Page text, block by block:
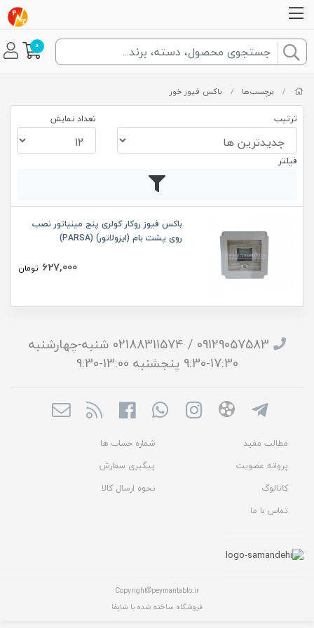
0
/ برچسب‌ها / باکس فیوز خور
ترتیب تعداد نمایش
فیلتر
باکس فیوز روکار کولری پنج مینیاتور نصب
روی پشت بام (ایزولاتور) (PARSA)
627,000 تومان
09129057583 / 02188311574 شنبه-چهارشنبه
17:30-9:30 پنجشنبه 13:00-9:30
مطالب مفید
شماره حساب ها
پروانه عضویت
پیگیری سفارش
کاتالوگ
نحوه ارسال کالا
تماس با ما
Copyright©peymantablo.ir
فروشگاه ساخته شده با شاپفا